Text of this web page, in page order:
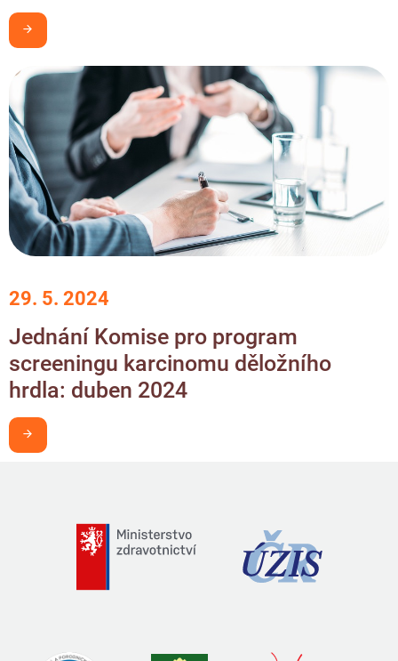
29. 5. 2024
Jednání Komise pro program
screeningu karcinomu děložního
hrdla: duben 2024